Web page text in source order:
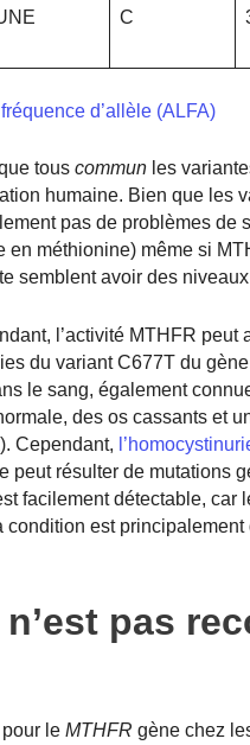
C
d’allèle (ALFA)
tous commun les
humaine. Bien que les
pas de problèmes de
en méthionine) même si
semblent avoir des
l’activité MTHFR
du variant C677T du
le sang, également
des os cassants et
Cependant,
peut résulter de mutations
facilement détectable,
condition est
pas
pour le MTHFR gène chez